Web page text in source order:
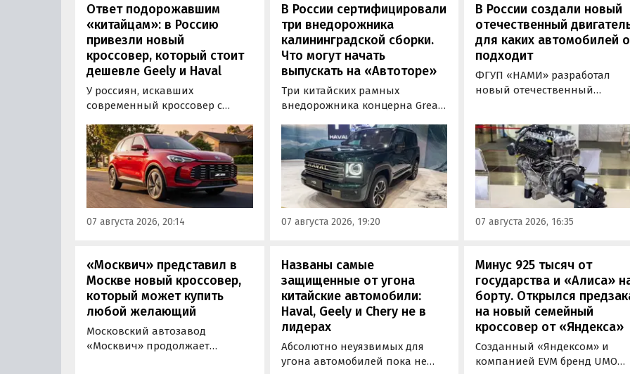
Ответ подорожавшим
«китайцам»: в Россию
привезли новый
кроссовер, который стоит
дешевле Geely и Haval
У россиян, искавших
современный кроссовер с
доступной цене, теперь есть
еще один вариант с китайского
рынка — MG ZS. В Китае он
стоит от 900 000 рублей по
текущему курсу, а в РФ с учетом
всех расходов за него нужно
отдать минимум 1 500 000
07 августа 2026, 20:14
В России сертифицировали
три внедорожника
калининградской сборки.
Что могут начать
выпускать на «Автоторе»
Три китайских рамных
внедорожника концерна Great
калининградском заводе
«Автотор». Речь о Haval H9,
Tank 400 и Tank 500, которые
успешно прошли
сертификацию и получили
Одобрения типа
транспортного средства (ОТТС).
07 августа 2026, 19:20
В России создали новый
отечественный
для каких автомобилей
подходит
ФГУП «НАМИ» разработал
новый отечественный
получивший индекс 414320.
Корреспонденту
«Автоновостей дня» удалось
лично ознакомиться с
новинкой на выставке
«Иннопром» в
07 августа 2026, 16:35
«Москвич» представил в
Москве новый кроссовер,
который может купить
любой желающий
Московский автозавод
«Москвич» продолжает
Названы самые
защищенные от угона
китайские автомобили:
Haval, Geely и Chery не в
лидерах
Абсолютно неуязвимых для
угона автомобилей пока не
Минус 925 тысяч от
государства и «Алиса»
борту. Открылся
на новый семейный
кроссовер от «Яндекса»
Созданный «Яндексом» и
компанией EVM бренд UMO